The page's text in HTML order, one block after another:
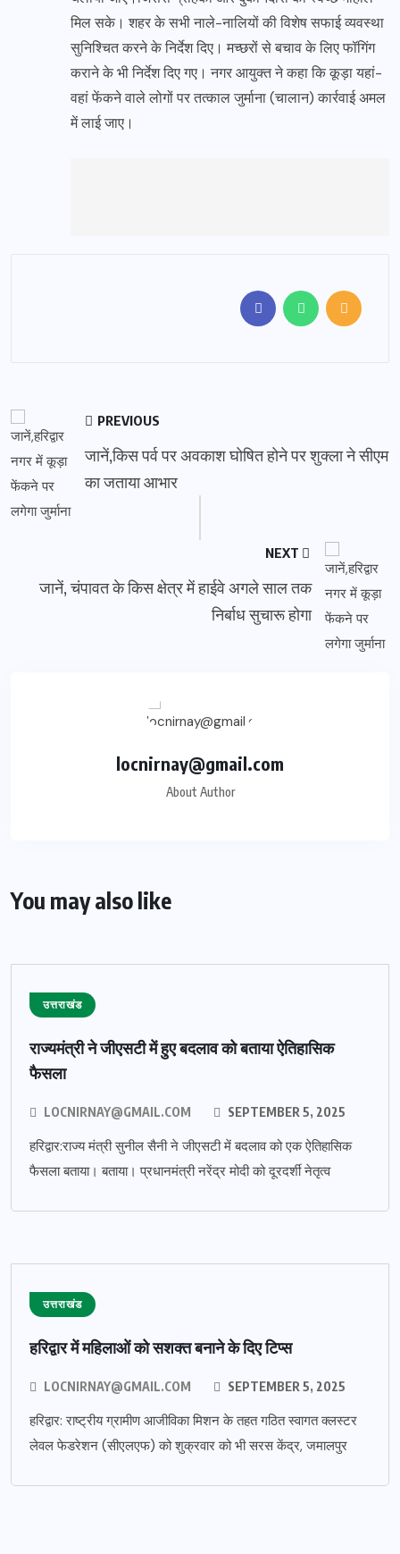
मिल सके। शहर के सभी नाले-नालियों की विशेष सफाई व्यवस्था
सुनिश्चित करने के निर्देश दिए। मच्छरों से बचाव के लिए फॉगिंग
कराने के भी निर्देश दिए गए। नगर आयुक्त ने कहा कि कूड़ा यहां-
वहां फेंकने वाले लोगों पर तत्काल जुर्माना (चालान) कार्रवाई अमल
में लाई जाए।
PREVIOUS
जानें,किस पर्व पर अवकाश घोषित होने पर शुक्ला ने सीएम
का जताया आभार
NEXT
जानें, चंपावत के किस क्षेत्र में हाईवे अगले साल तक
निर्बाध सुचारू होगा
locnirnay@gmail.com
About Author
You may also like
उत्तराखंड
राज्यमंत्री ने जीएसटी में हुए बदलाव को बताया ऐतिहासिक
फैसला
LOCNIRNAY@GMAIL.COM SEPTEMBER 5, 2025
हरिद्वार:राज्य मंत्री सुनील सैनी ने जीएसटी में बदलाव को एक ऐतिहासिक
फैसला बताया। बताया। प्रधानमंत्री नरेंद्र मोदी को दूरदर्शी नेतृत्व
उत्तराखंड
हरिद्वार में महिलाओं को सशक्त बनाने के दिए टिप्स
LOCNIRNAY@GMAIL.COM SEPTEMBER 5, 2025
हरिद्वार: राष्ट्रीय ग्रामीण आजीविका मिशन के तहत गठित स्वागत क्लस्टर
लेवल फेडरेशन (सीएलएफ) को शुक्रवार को भी सरस केंद्र, जमालपुर